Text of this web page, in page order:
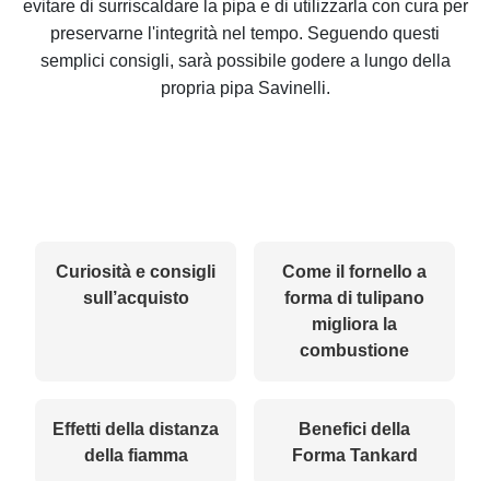
evitare di surriscaldare la pipa e di utilizzarla con cura per
preservarne l'integrità nel tempo. Seguendo questi
semplici consigli, sarà possibile godere a lungo della
propria pipa Savinelli.
Curiosità e consigli
sull’acquisto
Come il fornello a
forma di tulipano
migliora la
combustione
Effetti della distanza
della fiamma
Benefici della
Forma Tankard